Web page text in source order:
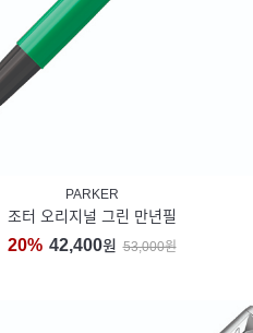
PARKER
조터 오리지널 그린 만년필
20% 42,400원 53,000원